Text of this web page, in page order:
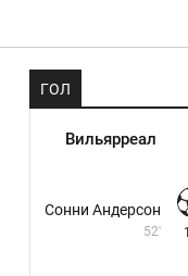
ГОЛ
Вильярреал
Сонни Андерсон
52'